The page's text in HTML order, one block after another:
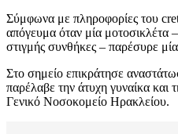
Σύμφωνα με πληροφορίες του
απόγευμα όταν μία μοτοσικλέτα
στιγμής συνθήκες – παρέσυρε
Στο σημείο επικράτησε
παρέλαβε την άτυχη γυναίκα και
Γενικό Νοσοκομείο Ηρακλείου.